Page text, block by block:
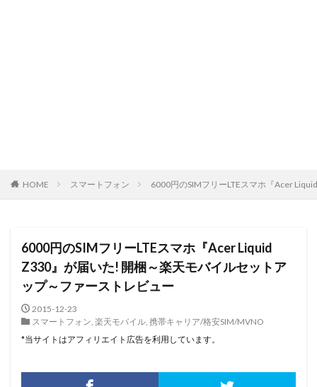
HOME スマートフォン 6000円のSIMフリーLTEスマホ『Acer
6000円のSIMフリーLTEスマホ『Acer Liquid
Z330』が届いた! 開梱～楽天モバイルセットア
ップ～ファーストレビュー
2015-12-23
スマートフォン, 楽天モバイル, 携帯キャリア/格安SIM/MVNO
*当サイトはアフィリエイト広告を利用しています。